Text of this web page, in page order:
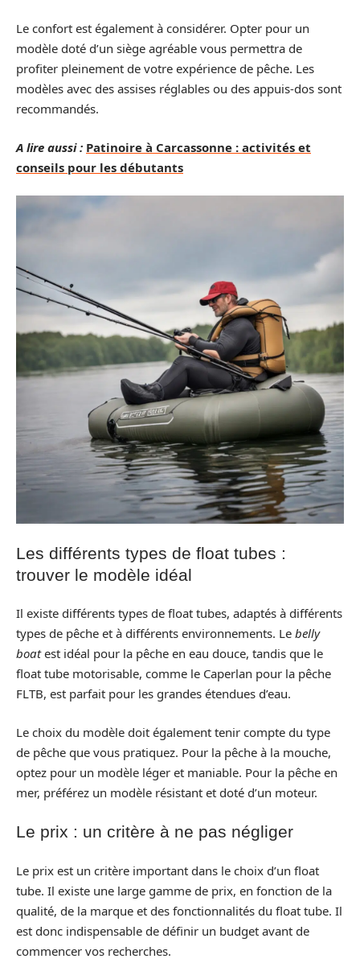
Le confort est également à considérer. Opter pour un
modèle doté d’un siège agréable vous permettra de
profiter pleinement de votre expérience de pêche. Les
modèles avec des assises réglables ou des appuis-dos sont
recommandés.
A lire aussi : Patinoire à Carcassonne : activités et
conseils pour les débutants
Les différents types de float tubes :
trouver le modèle idéal
Il existe différents types de float tubes, adaptés à différents
types de pêche et à différents environnements. Le belly
boatest idéal pour la pêche en eau douce, tandis que le
float tube motorisable, comme le Caperlan pour la pêche
FLTB, est parfait pour les grandes étendues d’eau.
Le choix du modèle doit également tenir compte du type
de pêche que vous pratiquez. Pour la pêche à la mouche,
optez pour un modèle léger et maniable. Pour la pêche en
mer, préférez un modèle résistant et doté d’un moteur.
Le prix : un critère à ne pas négliger
Le prix est un critère important dans le choix d’un float
tube. Il existe une large gamme de prix, en fonction de la
qualité, de la marque et des fonctionnalités du float tube. Il
est donc indispensable de définir un budget avant de
commencer vos recherches.